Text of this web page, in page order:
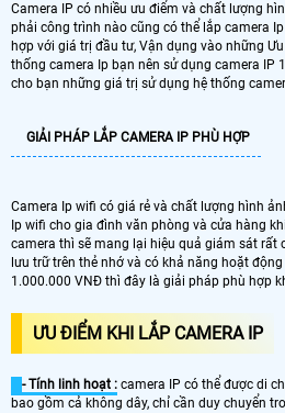
Camera IP có nhiều ưu điểm và chất lượng
phải công trình nào cũng có thể lắp camera
hợp với giá trị đầu tư, Vận dụng vào những
thống camera Ip bạn nên sử dụng camera IP
cho bạn những giá trị sử dụng hệ thống
GIẢI PHÁP LẮP CAMERA IP PHÙ HỢP
Camera Ip wifi có giá rẻ và chất lượng hình
Ip wifi cho gia đình văn phòng và cửa hàng
camera thì sẽ mang lại hiệu quả giám sát rất
lưu trữ trên thẻ nhớ và có khả năng hoặt
1.000.000 VNĐ thì đây là giải pháp phù hợp
ƯU ĐIỂM KHI LẮP CAMERA IP
- Tính linh hoạt : camera IP có thể được di
bao gồm cả không dây, chỉ cần duy chuyển